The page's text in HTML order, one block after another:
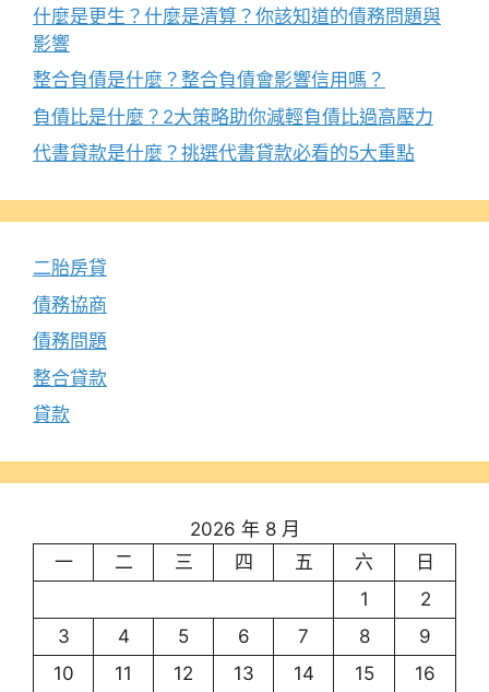
什麼是更生？什麼是清算？你該知道的債務問題與
影響
整合負債是什麼？整合負債會影響信用嗎？
負債比是什麼？2大策略助你減輕負債比過高壓力
代書貸款是什麼？挑選代書貸款必看的5大重點
二胎房貸
債務協商
債務問題
整合貸款
貸款
2026 年 8 月
一
二 三 四 五 六
日
1
2
3
4 5 6 7 8
9
10
11 12 13 14 15 16